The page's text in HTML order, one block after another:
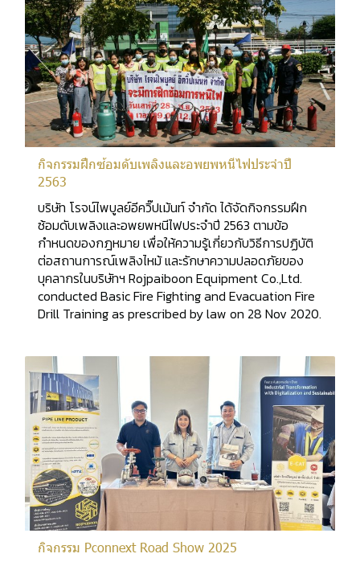
กิจกรรมฝึกซ้อมดับเพลิงและอพยพหนีไฟประจำปี
2563
บริษัท โรจน์ไพบูลย์อีควิ๊ปเม้นท์ จำกัด ได้จัดกิจกรรมฝึก
ซ้อมดับเพลิงและอพยพหนีไฟประจำปี 2563 ตามข้อ
กำหนดของกฎหมาย เพื่อให้ความรู้เกี่ยวกับวิธีการปฏิบัติ
ต่อสถานการณ์เพลิงไหม้ และรักษาความปลอดภัยของ
บุคลากรในบริษัทฯ Rojpaiboon Equipment Co.,Ltd.
conducted Basic Fire Fighting and Evacuation Fire
Drill Training as prescribed by law on 28 Nov 2020.
กิจกรรม Pconnext Road Show 2025